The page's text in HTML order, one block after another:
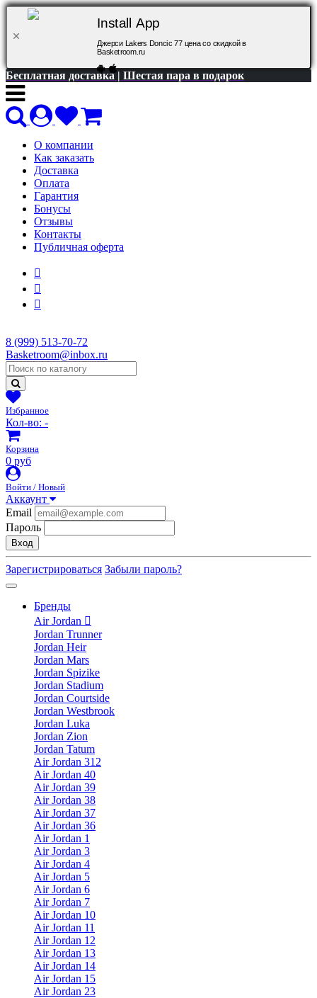
Install App
Джерси Lakers Doncic 77 цена со скидкой в
Basketroom.ru
Бесплатная доставка | Шестая пара в подарок
О компании
Как заказать
Доставка
Оплата
Гарантия
Бонусы
Отзывы
Контакты
Публичная оферта
8 (999) 513-70-72
Basketroom@inbox.ru
Избранное
Кол-во: -
Корзина
0 руб
Войти / Новый
Аккаунт
Email
Пароль
Вход
Зарегистрироваться Забыли пароль?
Бренды
Air Jordan
Jordan Trunner
Jordan Heir
Jordan Mars
Jordan Spizike
Jordan Stadium
Jordan Courtside
Jordan Westbrook
Jordan Luka
Jordan Zion
Jordan Tatum
Air Jordan 312
Air Jordan 40
Air Jordan 39
Air Jordan 38
Air Jordan 37
Air Jordan 36
Air Jordan 1
Air Jordan 3
Air Jordan 4
Air Jordan 5
Air Jordan 6
Air Jordan 7
Air Jordan 10
Air Jordan 11
Air Jordan 12
Air Jordan 13
Air Jordan 14
Air Jordan 15
Air Jordan 23